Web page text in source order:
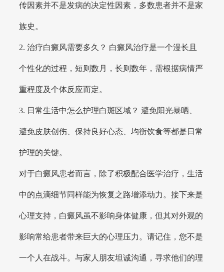
传因素并不是发病的决定性因素，多数患者并不是家
族史。
2. 治疗白癜风需要多久？ 白癜风治疗是一个漫长且
个性化的过程，短则数月，长则数年，需根据病情严
重程度及个体反应而定。
3. 日常生活中怎么护理白斑区域？ 避免阳光暴晒、
避免皮肤创伤、保持良好心态、均衡饮食等都是日常
护理的关键。
对于白癜风患者而言，除了积极配合医学治疗，生活
中的点滴细节同样能为恢复之路增添动力。接下来是
心理支持，白癜风虽不影响身体健康，但其对外观的
影响常给患者带来巨大的心理压力。请记住，您不是
一个人在战斗。与家人朋友坦诚沟通，寻求他们的理